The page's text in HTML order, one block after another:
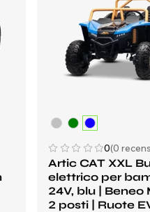
0(0
Artic CAT XXL
elettrico per
24V, blu | Beneo
2 posti | Ruote